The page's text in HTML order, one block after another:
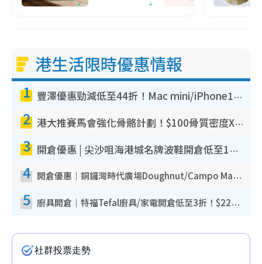
港生活限時優惠情報
1 豐澤優惠勁減低至44折！Mac mini/iPhone17Pro大減價！廚房家電$220起
2 港大推賽馬會強化骨骼計劃！$100骨質密度X光檢查 完成免費運動訓練送超市禮券！附參加資格
3 開倉優惠 | 尖沙咀海港城名牌波鞋開倉低至1折！On鞋$899起／Joy&Peace鞋履$98起
4 開倉優惠｜銅鑼灣時代廣場Doughnut/Campo Marzio開倉低至1折！背囊、書包、手袋劈價$200起
5 廚具開倉｜特福Tefal廚具/家電開倉低至3折！$220起買平底鍋/炒鑊/湯煲！電飯煲/吸塵機/燙斗$418起